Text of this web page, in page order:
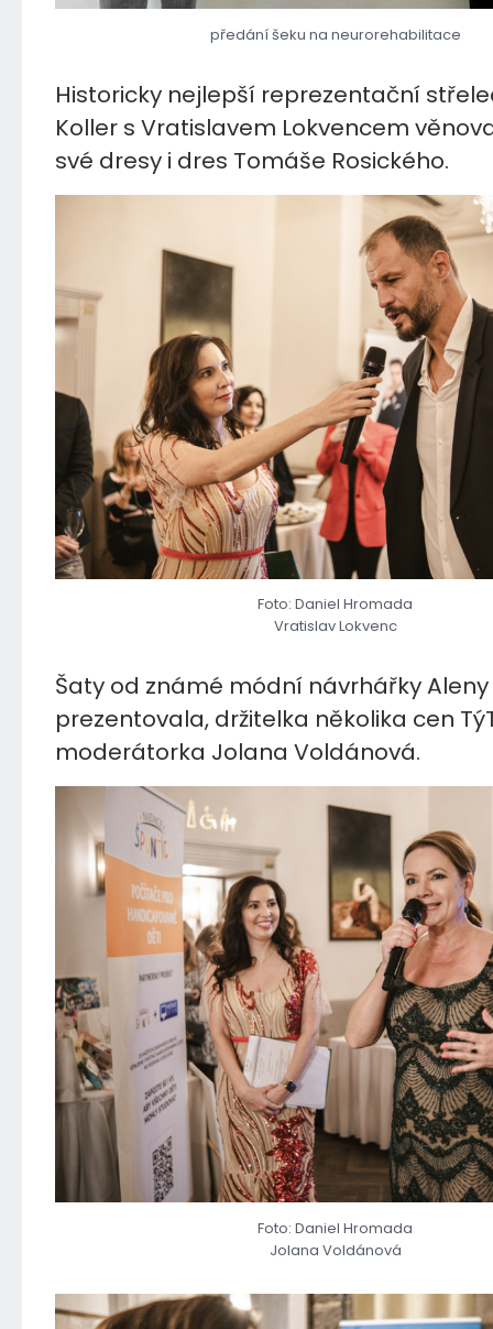
předání šeku na neurorehabilitace
Historicky nejlepší reprezentační
Koller s Vratislavem Lokvencem
své dresy i dres Tomáše Rosického.
Foto: Daniel Hromada
Vratislav Lokvenc
Šaty od známé módní návrhářky Aleny
prezentovala, držitelka několika cen
moderátorka Jolana Voldánová.
Foto: Daniel Hromada
Jolana Voldánová